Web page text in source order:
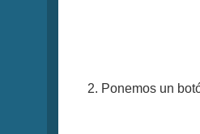
2. Ponemos un